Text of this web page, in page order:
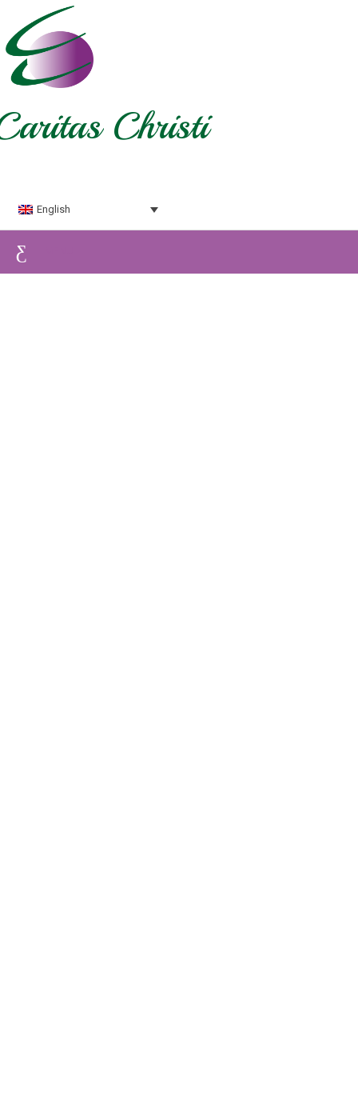
Christi
English